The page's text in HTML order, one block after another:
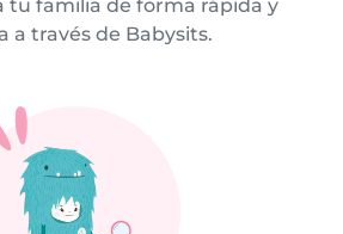
tu familia de forma rápida y
a través de Babysits.